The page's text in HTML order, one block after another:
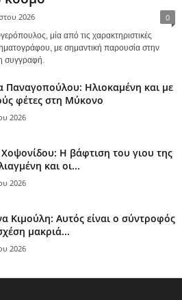
2026 0
μία από τις χαρακτηριστικές
με σημαντική παρουσία στην
συγγραφή.
Παναγοπούλου: Ηλιοκαμένη και με
φέτες στη Μύκονο
2026
Χοψονίδου: Η βάφτιση του γιου της
και οι...
2026
Κιμούλη: Αυτός είναι ο σύντροφός
μακριά...
2026